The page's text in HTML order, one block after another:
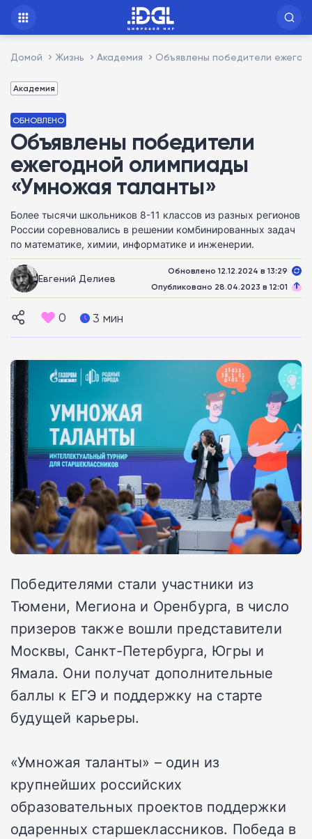
Домой Жизнь Академия Объявлены победители
Академия
ОБНОВЛЕНО
Объявлены победители
ежегодной олимпиады
«Умножая таланты»
Более тысячи школьников 8-11 классов из разных регионов
России соревновались в решении комбинированных задач
по математике, химии, информатике и инженерии.
Евгений Делиев
Обновлено 12.12.2024 в 13:29
Опубликовано 28.04.2023 в 12:01
0 3 мин
Победителями стали участники из
Тюмени, Мегиона и Оренбурга, в число
призеров также вошли представители
Москвы, Санкт-Петербурга, Югры и
Ямала. Они получат дополнительные
баллы к ЕГЭ и поддержку на старте
будущей карьеры.
«Умножая таланты» – один из
крупнейших российских
образовательных проектов поддержки
одаренных старшеклассников. Победа в